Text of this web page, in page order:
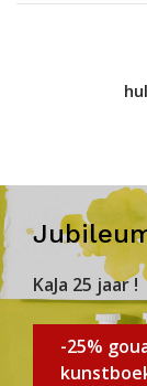
KaJa 25 jaar !
-25%